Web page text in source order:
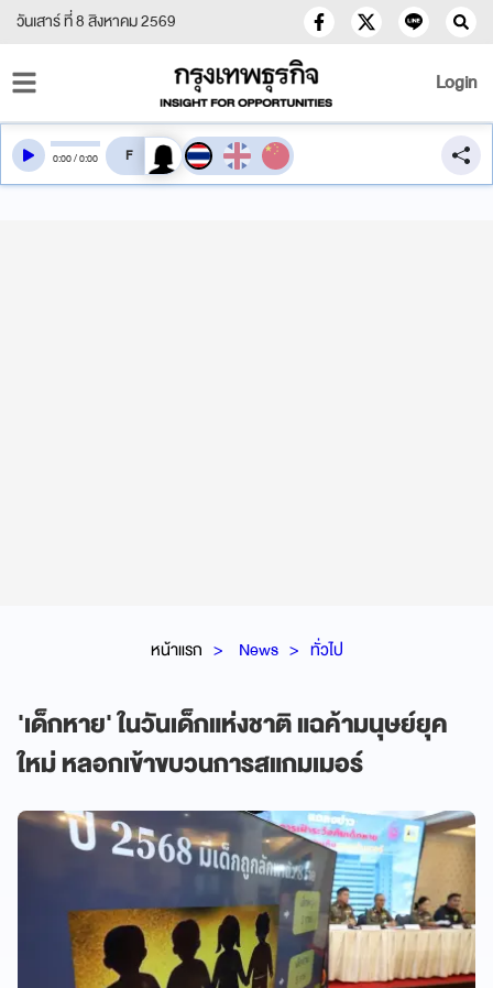
วันเสาร์ ที่ 8 สิงหาคม 2569
Login
หน้าแรก News ทั่วไป
'เด็กหาย' ในวันเด็กแห่งชาติ แฉค้ามนุษย์ยุค
ใหม่ หลอกเข้าขบวนการสแกมเมอร์
0:00/0:00 สลับเสียงอ่าน